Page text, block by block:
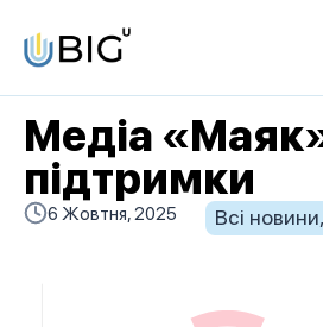
Медіа
підтримки
6 Жовтня, 2025 Всі новини,